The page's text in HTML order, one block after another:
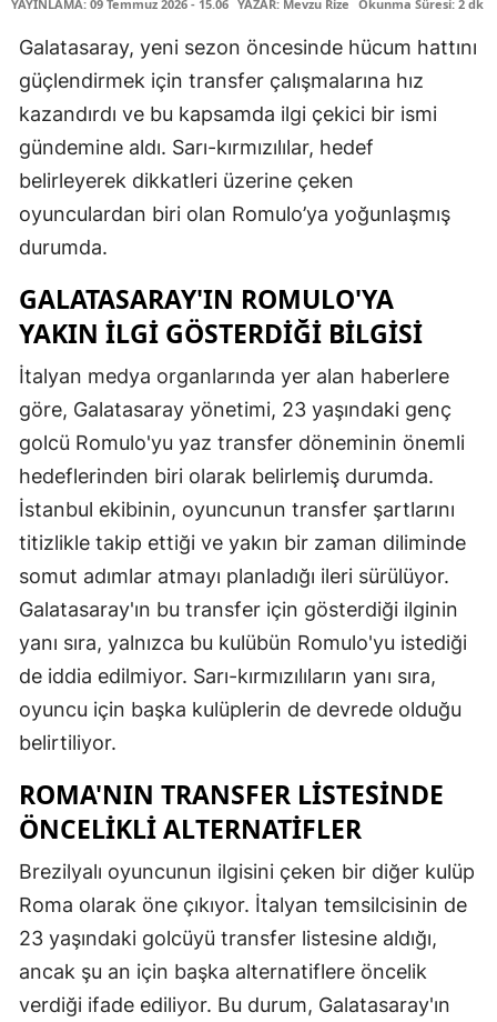
YAYINLAMA: 09 Temmuz 2026 - 15.06 YAZAR: Mevzu Rize Okunma Süresi: 2 dk
Galatasaray, yeni sezon öncesinde hücum hattını
güçlendirmek için transfer çalışmalarına hız
kazandırdı ve bu kapsamda ilgi çekici bir ismi
gündemine aldı. Sarı-kırmızılılar, hedef
belirleyerek dikkatleri üzerine çeken
oyunculardan biri olan Romulo’ya yoğunlaşmış
durumda.
GALATASARAY'IN ROMULO'YA
YAKIN İLGI GÖSTERDIĞI BILGISI
İtalyan medya organlarında yer alan haberlere
göre, Galatasaray yönetimi, 23 yaşındaki genç
golcü Romulo'yu yaz transfer döneminin önemli
hedeflerinden biri olarak belirlemiş durumda.
İstanbul ekibinin, oyuncunun transfer şartlarını
titizlikle takip ettiği ve yakın bir zaman diliminde
somut adımlar atmayı planladığı ileri sürülüyor.
Galatasaray'ın bu transfer için gösterdiği ilginin
yanı sıra, yalnızca bu kulübün Romulo'yu istediği
de iddia edilmiyor. Sarı-kırmızılıların yanı sıra,
oyuncu için başka kulüplerin de devrede olduğu
belirtiliyor.
ROMA'NIN TRANSFER LISTESINDE
ÖNCELIKLI ALTERNATIFLER
Brezilyalı oyuncunun ilgisini çeken bir diğer kulüp
Roma olarak öne çıkıyor. İtalyan temsilcisinin de
23 yaşındaki golcüyü transfer listesine aldığı,
ancak şu an için başka alternatiflere öncelik
verdiği ifade ediliyor. Bu durum, Galatasaray'ın